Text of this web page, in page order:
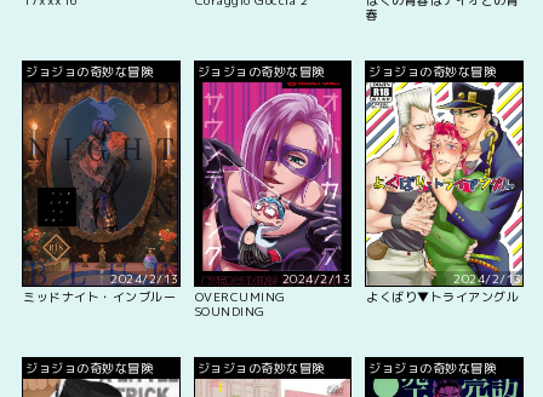
春
ジョジョの奇妙な冒険
2024/2/13
ミッドナイト・インブルー
ジョジョの奇妙な冒険
2024/2/13
OVERCUMING
SOUNDING
ジョジョの奇妙な冒険
2024/2/13
よくばり▼トライアングル
ジョジョの奇妙な冒険 ジョジョの奇妙な冒険 ジョジョの奇妙な冒険